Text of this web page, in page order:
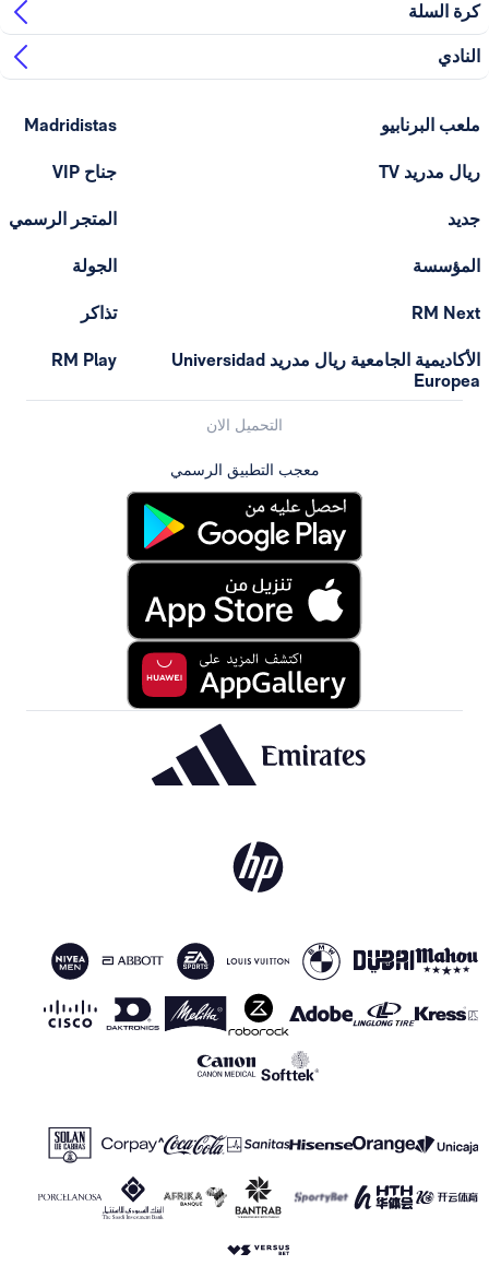
كرة السلة
النادي
ملعب البرنابيو
ريال مدريد TV
جديد
المؤسسة
RM Next
الأكاديمية الجامعية ريال مدريد Universidad
Europea
Madridistas
جناح VIP
المتجر الرسمي
الجولة
تذاكر
RM Play
التحميل الان
معجب التطبيق الرسمي